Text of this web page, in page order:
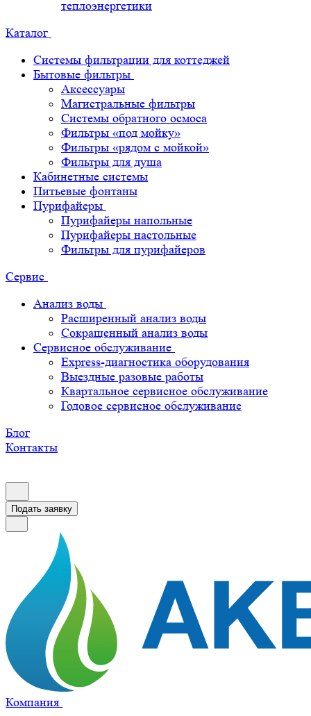
теплоэнергетики
Каталог
Системы фильтрации для коттеджей
Бытовые фильтры
Аксессуары
Магистральные фильтры
Системы обратного осмоса
Фильтры «под мойку»
Фильтры «рядом с мойкой»
Фильтры для душа
Кабинетные системы
Питьевые фонтаны
Пурифайеры
Пурифайеры напольные
Пурифайеры настольные
Фильтры для пурифайеров
Сервис
Анализ воды
Расширенный анализ воды
Сокращенный анализ воды
Сервисное обслуживание
Express-диагностика оборудования
Выездные разовые работы
Квартальное сервисное обслуживание
Годовое сервисное обслуживание
Блог
Контакты
Подать заявку
Компания